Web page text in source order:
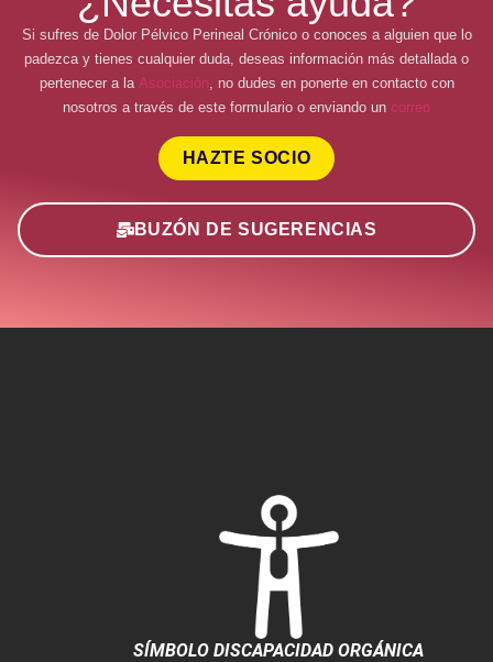
Si sufres de Dolor Pélvico Perineal Crónico o conoces a alguien que lo
padezca y tienes cualquier duda, deseas información más detallada o
pertenecer a la Asociación, no dudes en ponerte en contacto con
nosotros a través de este formulario o enviando un correo
HAZTE SOCIO
BUZÓN DE SUGERENCIAS
SÍMBOLO DISCAPACIDAD ORGÁNICA